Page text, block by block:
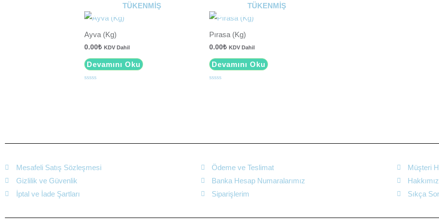
oy
aldı
oy
aldı
TÜKENMIŞ
Ayva (Kg)
0.00₺ KDV Dahil
Devamını Oku
TÜKENMIŞ
Pırasa (Kg)
0.00₺ KDV Dahil
Devamını Oku
Mesafeli Satış Sözleşmesi
Gizlilik ve Güvenlik
İptal ve İade Şartları
Ödeme ve Teslimat
Banka Hesap Numaralarımız
Siparişlerim
Müşteri
Sıkça